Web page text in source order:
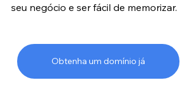
seu negócio e ser fácil de memorizar.
Obtenha um domínio já